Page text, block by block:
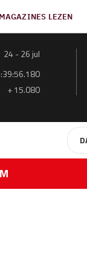
LEZEN
24 - 26 jul
+ 15.080